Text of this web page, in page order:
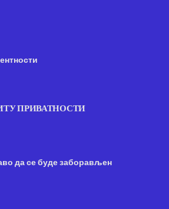
ПРИВАТНОСТИ
да се буде заборављен